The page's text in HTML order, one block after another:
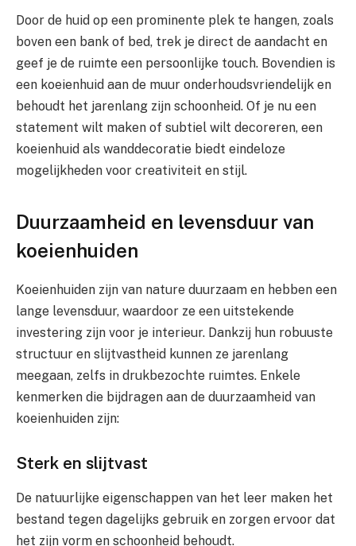
Door de huid op een prominente plek te hangen, zoals
boven een bank of bed, trek je direct de aandacht en
geef je de ruimte een persoonlijke touch. Bovendien is
een koeienhuid aan de muur onderhoudsvriendelijk en
behoudt het jarenlang zijn schoonheid. Of je nu een
statement wilt maken of subtiel wilt decoreren, een
koeienhuid als wanddecoratie biedt eindeloze
mogelijkheden voor creativiteit en stijl.
Duurzaamheid en levensduur van
koeienhuiden
Koeienhuiden zijn van nature duurzaam en hebben een
lange levensduur, waardoor ze een uitstekende
investering zijn voor je interieur. Dankzij hun robuuste
structuur en slijtvastheid kunnen ze jarenlang
meegaan, zelfs in drukbezochte ruimtes. Enkele
kenmerken die bijdragen aan de duurzaamheid van
koeienhuiden zijn:
Sterk en slijtvast
De natuurlijke eigenschappen van het leer maken het
bestand tegen dagelijks gebruik en zorgen ervoor dat
het zijn vorm en schoonheid behoudt.